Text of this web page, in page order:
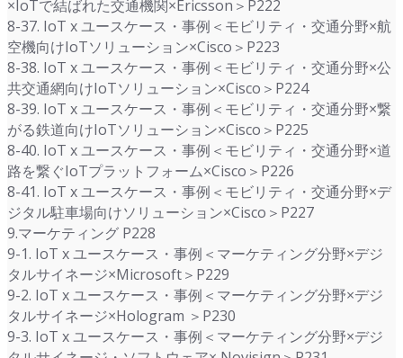
×IoTで結ばれた交通機関×Ericsson＞P222
8-37. IoT x ユースケース・事例＜モビリティ・交通分野×航
空機向けIoTソリューション×Cisco＞P223
8-38. IoT x ユースケース・事例＜モビリティ・交通分野×公
共交通網向けIoTソリューション×Cisco＞P224
8-39. IoT x ユースケース・事例＜モビリティ・交通分野×繋
がる鉄道向けIoTソリューション×Cisco＞P225
8-40. IoT x ユースケース・事例＜モビリティ・交通分野×道
路を繋ぐIoTプラットフォーム×Cisco＞P226
8-41. IoT x ユースケース・事例＜モビリティ・交通分野×デ
ジタル駐車場向けソリューション×Cisco＞P227
9.マーケティング P228
9-1. IoT x ユースケース・事例＜マーケティング分野×デジ
タルサイネージ×Microsoft＞P229
9-2. IoT x ユースケース・事例＜マーケティング分野×デジ
タルサイネージ×Hologram ＞P230
9-3. IoT x ユースケース・事例＜マーケティング分野×デジ